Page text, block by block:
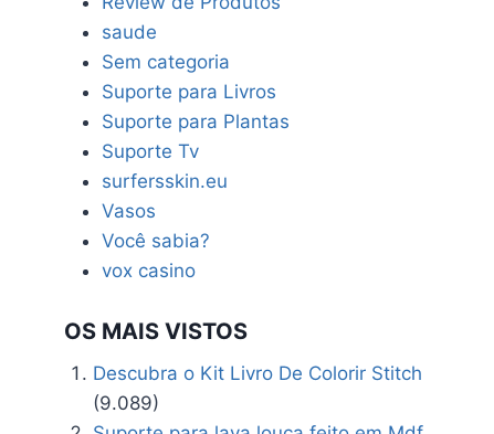
saude
Sem categoria
Suporte para Livros
Suporte para Plantas
Suporte Tv
surfersskin.eu
Vasos
Você sabia?
vox casino
OS MAIS VISTOS
Descubra o Kit Livro De Colorir Stitch
(9.089)